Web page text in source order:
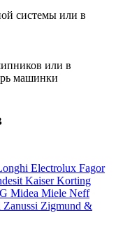
системы или в
или в
машинки
Electrolux Fagor
Kaiser Korting
Midea Miele Neff
Zanussi Zigmund &